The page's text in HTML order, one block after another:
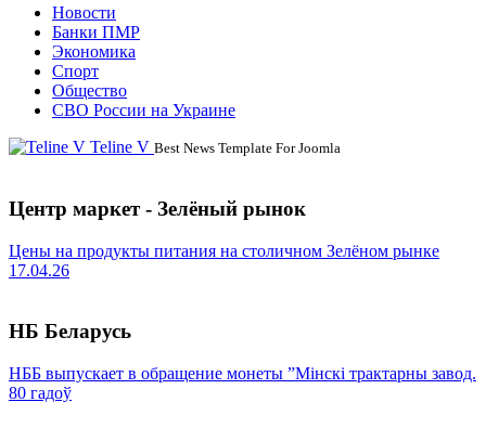
Новости
Банки ПМР
Экономика
Спорт
Общество
СВО России на Украине
Teline V Best News Template For Joomla
Центр маркет - Зелёный рынок
Цены на продукты питания на столичном Зелёном рынке
17.04.26
НБ Беларусь
НББ выпускает в обращение монеты ”Мінскі трактарны завод.
80 гадоў